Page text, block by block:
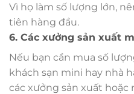
Vì họ làm số lượng lớn,
tiên hàng đầu.
6. Các xưởng sản xuất
Nếu bạn cần mua số
khách sạn mini hay nhà
các xưởng sản xuất